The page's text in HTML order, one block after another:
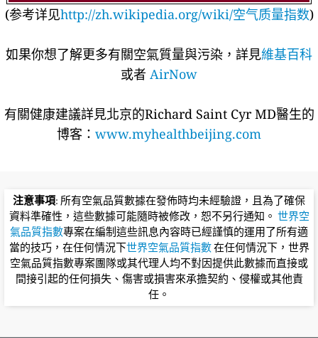
(参考详见http://zh.wikipedia.org/wiki/空气质量指数)
如果你想了解更多有關空氣質量與污染，詳見維基百科
或者 AirNow
有關健康建議詳​​見北京的Richard Saint Cyr MD醫生的
博客： www.myhealthbeijing.com
注意事項: 所有空氣品質數據在發佈時均未經驗證，且為了確保
資料準確性，這些數據可能隨時被修改，恕不另行通知。 世界空
氣品質指數專案在編制這些訊息內容時已經謹慎的運用了所有適
當的技巧，在任何情況下世界空氣品質指數在任何情況下，世界
空氣品質指數專案團隊或其代理人均不對因提供此數據而直接或
間接引起的任何損失、傷害或損害來承擔契約、侵權或其他責
任。